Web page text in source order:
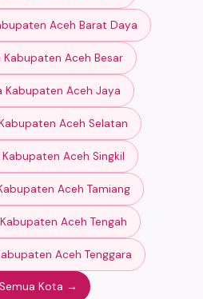
Aceh Barat Daya
Kabupaten Aceh Besar
Kabupaten Aceh Jaya
Aceh Selatan
Kabupaten Aceh Singkil
Aceh Tamiang
Aceh Tengah
Aceh Tenggara
Kota →